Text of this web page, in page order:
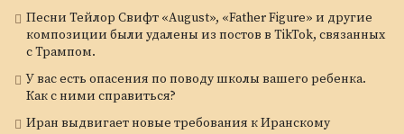
Песни Тейлор Свифт «August», «Father Figure» и другие
композиции были удалены из постов в TikTok, связанных
с Трампом.
У вас есть опасения по поводу школы вашего ребенка.
Как с ними справиться?
Иран выдвигает новые требования к Иранскому